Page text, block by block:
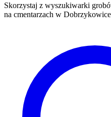
Skorzystaj z wyszukiwarki
na cmentarzach w